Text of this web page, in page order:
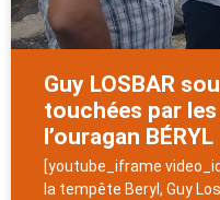
Guy LOSBAR
touchées par
l’ouragan BÉRYL
[youtube_iframe
la tempête Beryl, Guy